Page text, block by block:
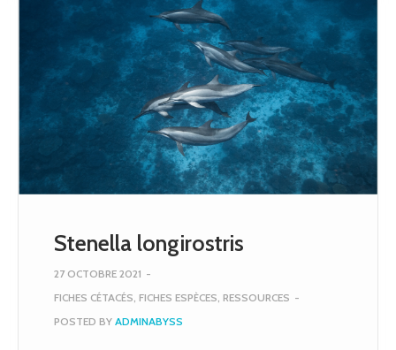
Stenella longirostris
27 OCTOBRE 2021 -
FICHES CÉTACÉS, FICHES ESPÈCES, RESSOURCES -
POSTED BY ADMINABYSS